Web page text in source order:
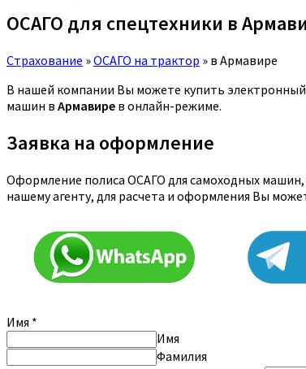
ОСАГО для спецтехники в
Страхование »ОСАГО на трактор » в Армавире
В нашей компании Вы можете купить электронный
машин в Армавире в онлайн-режиме.
Заявка на оформление
Оформление полиса ОСАГО для самоходных машин,
нашему агенту, для расчета и оформления Вы
Имя *
Имя
Фамилия